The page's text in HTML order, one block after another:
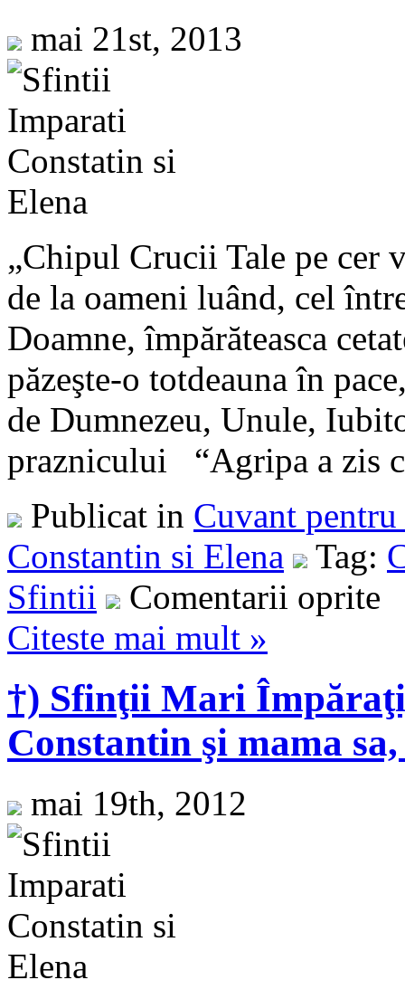
mai 21st, 2013
„Chipul Crucii Tale pe cer
de la oameni luând, cel
Doamne, împărăteasca
păzeşte-o totdeauna în
de Dumnezeu, Unule,
praznicului “Agripa a zis
Publicat in Cuvant
Constantin si Elena
Tag:
Sfintii
Comentarii oprite
Citeste mai mult »
†) Sfinţii Mari
Constantin şi mama
mai 19th, 2012